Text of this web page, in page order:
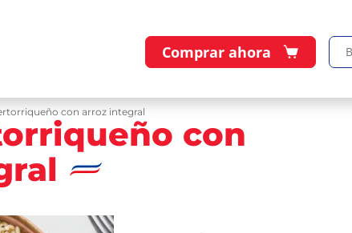
Comprar ahora
con arroz integral
con